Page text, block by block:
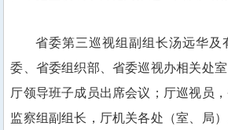
省委第三巡视组副组长汤远华及
委、省委组织部、省委巡视办相关处
厅领导班子成员出席会议；厅巡视员
监察组副组长，厅机关各处（室、局